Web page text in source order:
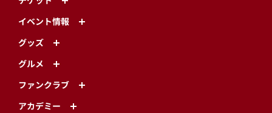
イベント情報
グッズ
グルメ
ファンクラブ
アカデミー